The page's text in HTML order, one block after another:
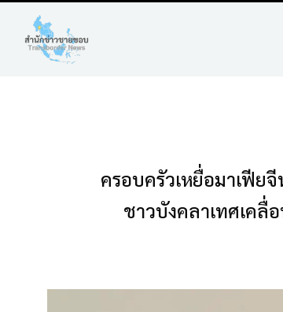
ครอบครัวเหยื่อมาเฟีย
ชาวบังคลาเทศเคลื่